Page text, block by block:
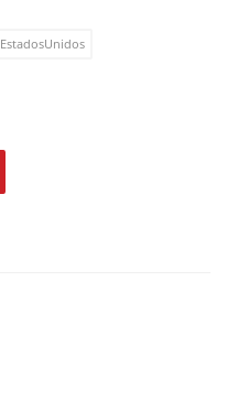
EstadosUnidos